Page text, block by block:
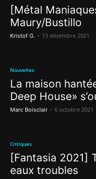
[Métal
Maury/Bustillo
Kristof G. - 13 décembre 2021
Nouvelles
La maison
Deep House»
Marc Boisclair - 6 octobre 2021
Critiques
[Fantasia 2021]
eaux troubles